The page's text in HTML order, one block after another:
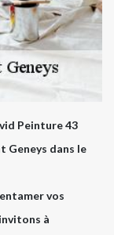
Peinture 43
Geneys dans le
vos
à